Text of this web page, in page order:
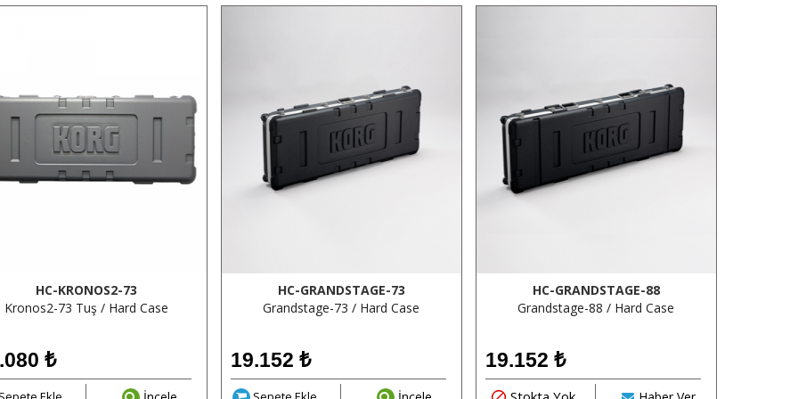
HC-KRONOS2-73
Kronos2-73 Tuş / Hard Case
₺
HC-GRANDSTAGE-73
Grandstage-73 / Hard Case
19.152 ₺
HC-GRANDSTAGE-88
Grandstage-88 / Hard Case
19.152 ₺